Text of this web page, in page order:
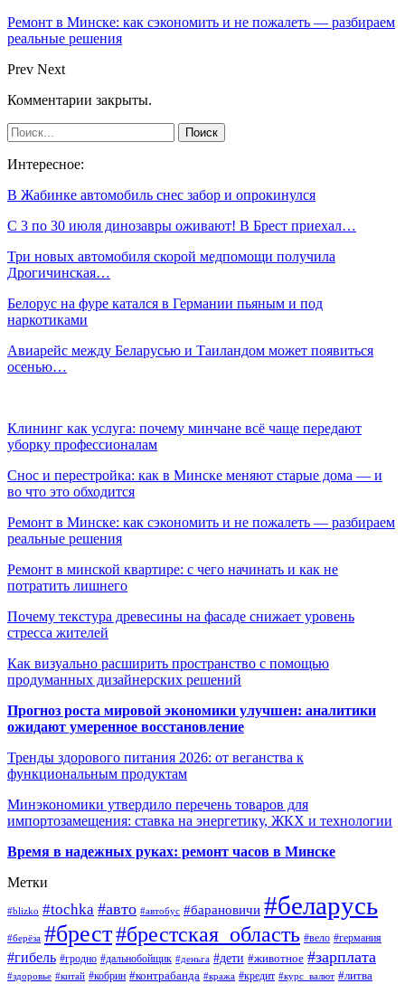
Ремонт в Минске: как сэкономить и не пожалеть — разбираем
реальные решения
Prev Next
Комментарии закрыты.
Интересное:
В Жабинке автомобиль снес забор и опрокинулся
С 3 по 30 июля динозавры оживают! В Брест приехал…
Три новых автомобиля скорой медпомощи получила
Дрогичинская…
Белорус на фуре катался в Германии пьяным и под
наркотиками
Авиарейс между Беларусью и Таиландом может появиться
осенью…
Клининг как услуга: почему минчане всё чаще передают
уборку профессионалам
Снос и перестройка: как в Минске меняют старые дома — и
во что это обходится
Ремонт в Минске: как сэкономить и не пожалеть — разбираем
реальные решения
Ремонт в минской квартире: с чего начинать и как не
потратить лишнего
Почему текстура древесины на фасаде снижает уровень
стресса жителей
Как визуально расширить пространство с помощью
продуманных дизайнерских решений
Прогноз роста мировой экономики улучшен: аналитики
ожидают умеренное восстановление
Тренды здорового питания 2026: от веганства к
функциональным продуктам
Минэкономики утвердило перечень товаров для
импортозамещения: ставка на энергетику, ЖКХ и технологии
Время в надежных руках: ремонт часов в Минске
Метки
#blizko #tochka #авто #автобус #барановичи #беларусь
#берёза #брест#брестская_область #вело #германия
#гибель #гродно #дальнобойщик #деньга #дети #животное #зарплата
#здоровье #китай #кобрин #контрабанда #кража #кредит #курс_валют #литва